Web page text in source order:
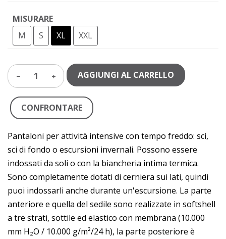
MISURARE
M
S XL XXL
1 AGGIUNGI AL CARRELLO
CONFRONTARE
Pantaloni per attività intensive con tempo freddo: sci,
sci di fondo o escursioni invernali. Possono essere
indossati da soli o con la biancheria intima termica.
Sono completamente dotati di cerniera sui lati, quindi
puoi indossarli anche durante un'escursione. La parte
anteriore e quella del sedile sono realizzate in softshell
a tre strati, sottile ed elastico con membrana (10.000
mm H₂O / 10.000 g/m²/24 h), la parte posteriore è